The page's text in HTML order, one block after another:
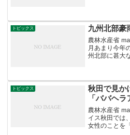
ゆベースで、
トピックス 九州北部豪
農林水産省
月あまり今年
州北部に甚大
田畑にまで流
もたらされま
トピックス
秋田で見か
「ババヘラ
農林水産省
イス秋田では
女性のことを